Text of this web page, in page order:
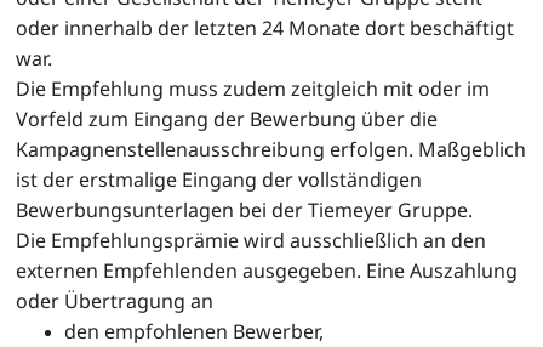
oder innerhalb der letzten 24 Monate dort beschäftigt
war.
Die Empfehlung muss zudem zeitgleich mit oder im
Vorfeld zum Eingang der Bewerbung über die
Kampagnenstellenausschreibung erfolgen. Maßgeblich
ist der erstmalige Eingang der vollständigen
Bewerbungsunterlagen bei der Tiemeyer Gruppe.
Die Empfehlungsprämie wird ausschließlich an den
externen Empfehlenden ausgegeben. Eine Auszahlung
oder Übertragung an
den empfohlenen Bewerber,